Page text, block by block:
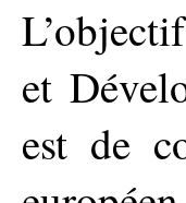
et
est de